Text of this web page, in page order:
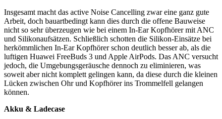
Insgesamt macht das active Noise Cancelling zwar eine ganz gute
Arbeit, doch bauartbedingt kann dies durch die offene Bauweise
nicht so sehr überzeugen wie bei einem In-Ear Kopfhörer mit ANC
und Silikonaufsätzen. Schließlich schotten die Silikon-Einsätze bei
herkömmlichen In-Ear Kopfhörer schon deutlich besser ab, als die
luftigen Huawei FreeBuds 3 und Apple AirPods. Das ANC versucht
jedoch, die Umgebungsgeräusche dennoch zu eliminieren, was
soweit aber nicht komplett gelingen kann, da diese durch die kleinen
Lücken zwischen Ohr und Kopfhörer ins Trommelfell gelangen
können.
Akku & Ladecase